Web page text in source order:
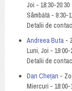
Joi - 18:30-20:30
Sâmbătă - 9:30-
Detalii de
Andreea Buta -
Luni, Joi - 19:00-
Detalii de
Dan Chețan -
Miercuri - 18:00-